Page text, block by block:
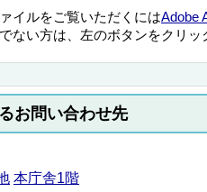
イルをご覧いただくにはAdobe
ない方は、左のボタンをクリッ
お問い合わせ先
本庁舎1階